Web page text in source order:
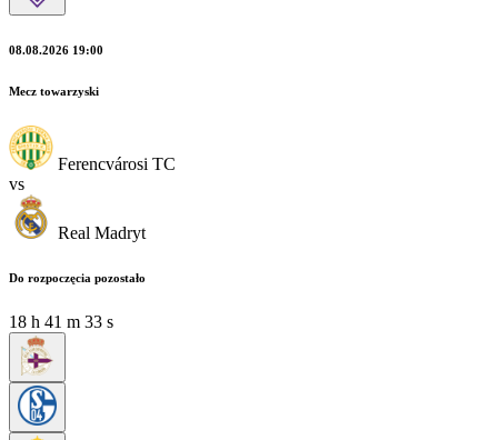
08.08.2026 19:00
Mecz towarzyski
Ferencvárosi TC
vs
Real Madryt
Do rozpoczęcia pozostało
18 h 41 m 31 s